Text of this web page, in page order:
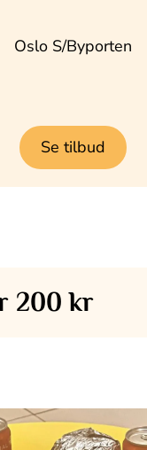
Oslo S/Byporten
Se tilbud
200 kr